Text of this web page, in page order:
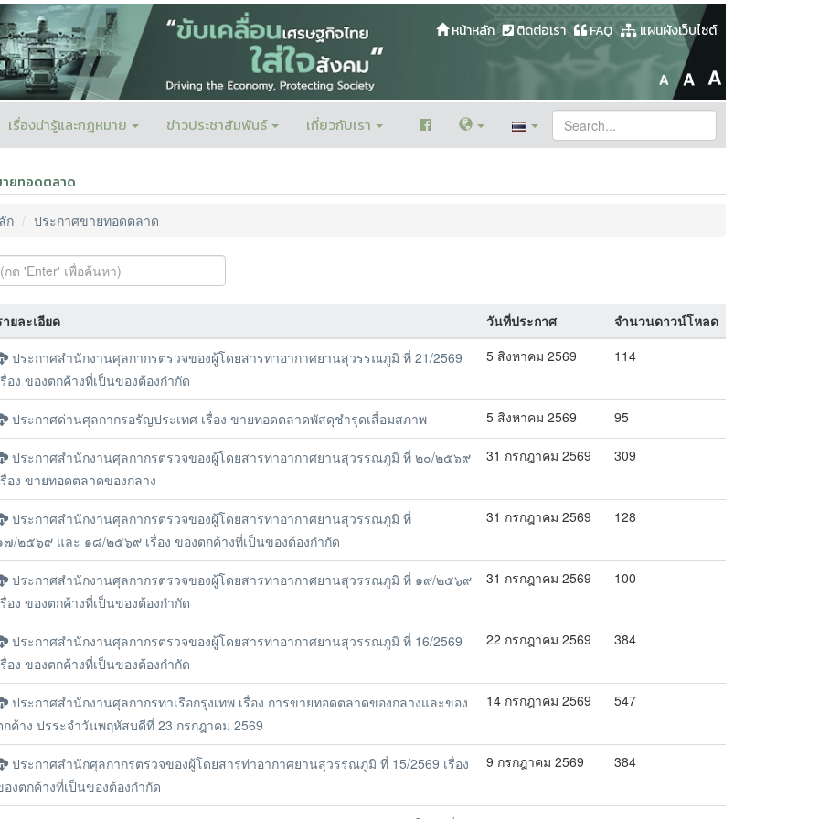
หน้าหลัก ติดต่อเรา FAQ แผนผังเว็บไซต์
เรื่องน่ารู้และกฎหมาย ข่าวประชาสัมพันธ์ เกี่ยวกับเรา
ายทอดตลาด
ก ประกาศขายทอดตลาด
ยละเอียด วันที่ประกาศ
จำนวนดาวน์โหลด
ประกาศสำนักงานศุลกากรตรวจของผู้โดยสารท่าอากาศยานสุวรรณภูมิ ที่ 21/2569
รื่อง ของตกค้างที่เป็นของต้องกำกัด
5 สิงหาคม 2569 114
ประกาศด่านศุลกากรอรัญประเทศ เรื่อง ขายทอดตลาดพัสดุชำรุดเสื่อมสภาพ 5 สิงหาคม 2569 95
ประกาศสำนักงานศุลกากรตรวจของผู้โดยสารท่าอากาศยานสุวรรณภูมิ ที่ ๒๐/๒๕๖๙
รื่อง ขายทอดตลาดของกลาง
31 กรกฎาคม 2569 309
ประกาศสำนักงานศุลกากรตรวจของผู้โดยสารท่าอากาศยานสุวรรณภูมิ ที่
๗/๒๕๖๙ และ ๑๘/๒๕๖๙ เรื่อง ของตกค้างที่เป็นของต้องกำกัด
31 กรกฎาคม 2569 128
ประกาศสำนักงานศุลกากรตรวจของผู้โดยสารท่าอากาศยานสุวรรณภูมิ ที่ ๑๙/๒๕๖๙
รื่อง ของตกค้างที่เป็นของต้องกำกัด
31 กรกฎาคม 2569 100
ประกาศสำนักงานศุลกากรตรวจของผู้โดยสารท่าอากาศยานสุวรรณภูมิ ที่ 16/2569
รื่อง ของตกค้างที่เป็นของต้องกำกัด
22 กรกฎาคม 2569 384
ประกาศสำนักงานศุลกากรท่าเรือกรุงเทพ เรื่อง การขายทอดตลาดของกลางและของ
กค้าง ปรระจำวันพฤหัสบดีที่ 23 กรกฎาคม 2569
14 กรกฎาคม 2569 547
ประกาศสำนักศุลกากรตรวจของผู้โดยสารท่าอากาศยานสุวรรณภูมิ ที่ 15/2569 เรื่อง
งตกค้างที่เป็นของต้องกำกัด
9 กรกฎาคม 2569 384